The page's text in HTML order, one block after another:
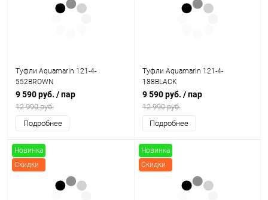
Туфли Aquamarin 121-4-
552BROWN
9 590 руб. / пар
12 990 руб.
Подробнее
Туфли Aquamarin 121-4-
188BLACK
9 590 руб. / пар
12 990 руб.
Подробнее
Новинка
Скидки
Новинка
Скидки